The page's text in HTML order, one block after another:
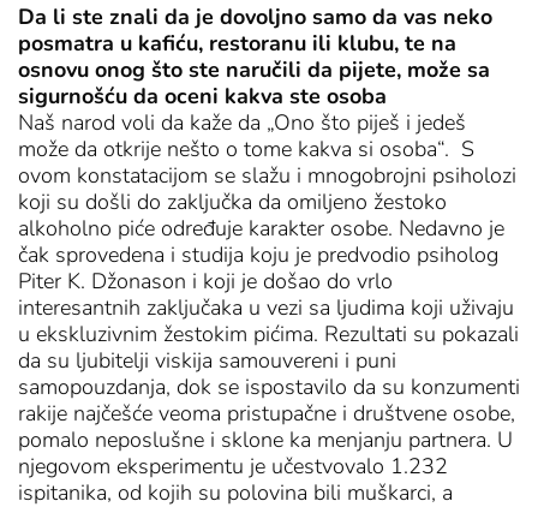
Da li ste znali da je dovoljno samo da vas neko
posmatra u kafiću, restoranu ili klubu, te na
osnovu onog što ste naručili da pijete, može sa
sigurnošću da oceni kakva ste osoba
Naš narod voli da kaže da „Ono što piješ i jedeš
može da otkrije nešto o tome kakva si osoba“. S
ovom konstatacijom se slažu i mnogobrojni psiholozi
koji su došli do zaključka da omiljeno žestoko
alkoholno piće određuje karakter osobe. Nedavno je
čak sprovedena i studija koju je predvodio psiholog
Piter K. Džonason i koji je došao do vrlo
interesantnih zaključaka u vezi sa ljudima koji uživaju
u ekskluzivnim žestokim pićima. Rezultati su pokazali
da su ljubitelji viskija samouvereni i puni
samopouzdanja, dok se ispostavilo da su konzumenti
rakije najčešće veoma pristupačne i društvene osobe,
pomalo neposlušne i sklone ka menjanju partnera. U
njegovom eksperimentu je učestvovalo 1.232
ispitanika, od kojih su polovina bili muškarci, a